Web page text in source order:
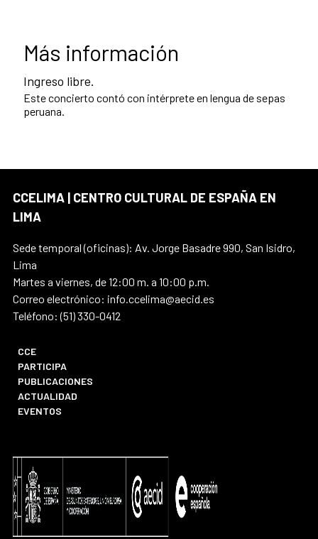
Más información
Ingreso libre.
Este concierto contó con intérprete en lengua de sepas
peruana.
CCELIMA | CENTRO CULTURAL DE ESPAÑA EN
LIMA
Sede temporal (oficinas): Av. Jorge Basadre 990, San Isidro,
Lima
Martes a viernes, de 12:00 m. a 10:00 p.m.
Correo electrónico: info.ccelima@aecid.es
Teléfono: (51) 330-0412
CCE
PARTICIPA
PUBLICACIONES
ACTUALIDAD
EVENTOS